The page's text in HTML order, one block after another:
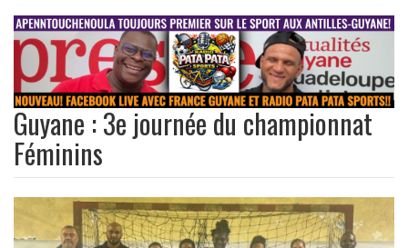
banniere_img
Guyane : 3e journée du championnat
Féminins